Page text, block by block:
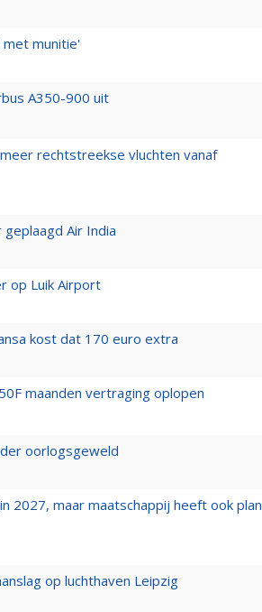
met munitie'
A350-900 uit
rechtstreekse vluchten vanaf
Air India
op Luik Airport
kost dat 170 euro extra
maanden vertraging oplopen
oorlogsgeweld
2027, maar maatschappij heeft ook plan
op luchthaven Leipzig